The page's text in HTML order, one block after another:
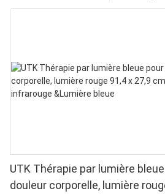
UTK Thérapie par lumière
douleur corporelle, lumière